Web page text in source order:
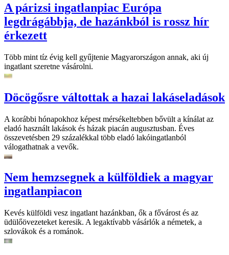
A párizsi ingatlanpiac Európa
legdrágábbja, de hazánkból is rossz hír
érkezett
Több mint tíz évig kell gyűjtenie Magyarországon annak, aki új
ingatlant szeretne vásárolni.
Döcögősre váltottak a hazai lakáseladások
A korábbi hónapokhoz képest mérsékeltebben bővült a kínálat az
eladó használt lakások és házak piacán augusztusban. Éves
összevetésben 29 százalékkal több eladó lakóingatlanból
válogathatnak a vevők.
Nem hemzsegnek a külföldiek a magyar
ingatlanpiacon
Kevés külföldi vesz ingatlant hazánkban, ők a fővárost és az
üdülőövezeteket keresik. A legaktívabb vásárlók a németek, a
szlovákok és a románok.